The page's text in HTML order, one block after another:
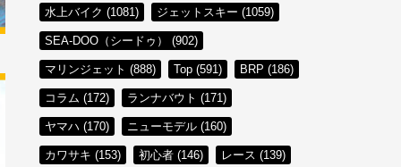
水上バイク (1081) ジェットスキー (1059)
SEA-DOO（シードゥ） (902)
マリンジェット (888) Top (591) BRP (186)
コラム (172) ランナバウト (171)
ヤマハ (170) ニューモデル (160)
カワサキ (153) 初心者 (146) レース (139)